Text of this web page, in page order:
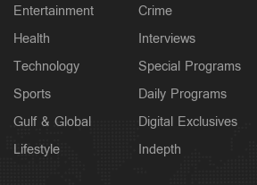
Entertainment
Health
Technology
Sports
Gulf & Global
Lifestyle
Crime
Interviews
Special Programs
Daily Programs
Digital Exclusives
Indepth